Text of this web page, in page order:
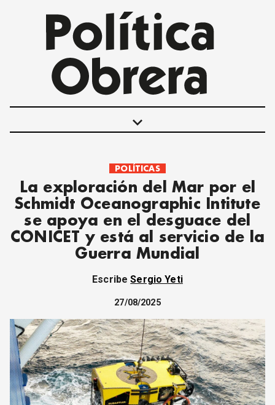
keyboard_arrow_down
POLÍTICAS
INTERNACIONALES
MOVIMIENTO OBRERO
MUJER
ECONOMÍA
SOCIEDAD Y CULTURA
CORREO DE LECTORES
DEBATE
DECLARACIONES
OPINIÓN
ALTAMIRA RESPONDE
Política Obrera Revista
CONTACTO
POLÍTICAS
La exploración del Mar por el
Schmidt Oceanographic Intitute
se apoya en el desguace del
CONICET y está al servicio de la
Guerra Mundial
EscribeSergio Yeti
27/08/2025